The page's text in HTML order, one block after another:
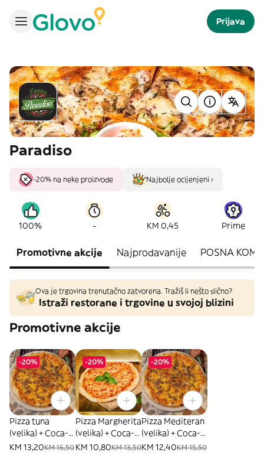
Prijava
Paradiso
-20% na neke proizvode Najbolje ocijenjeni ›
100% - KM 0,45 Prime
Promotivne akcije Najprodavanije POSNA
Ova je trgovina trenutačno zatvorena. Tražiš li nešto slično?
Istraži restorane i trgovine u svojoj blizini
Promotivne akcije
-20%
Pizza tuna
(velika) + Coca-
Cola - AKCIJA
KM 13,20KM 16,50
-20%
Pizza Margherita
(velika) + Coca-
Cola - AKCIJA
KM 10,80KM 13,50
-20%
Pizza Mediteran
(velika) + Coca-
Cola - AKCIJA
KM 12,40KM 15,50